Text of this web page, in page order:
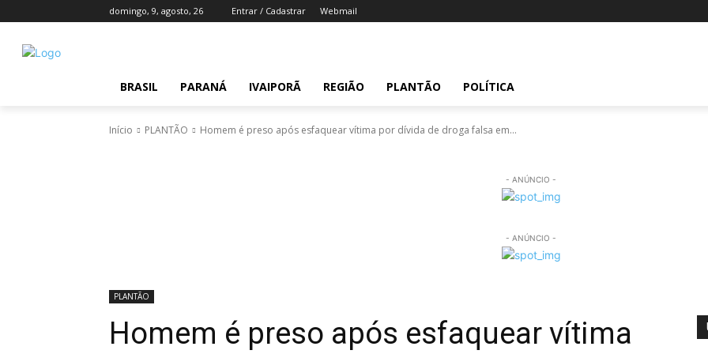
domingo, 9, agosto, 26 Entrar / Cadastrar Webmail
BRASIL PARANÁ IVAIPORÃ REGIÃO PLANTÃO POLÍTICA
Início PLANTÃO Homem é preso após esfaquear vítima por dívida de droga falsa em...
- ANÚNCIO -
- ANÚNCIO -
PLANTÃO
Homem é preso após esfaquear vítima